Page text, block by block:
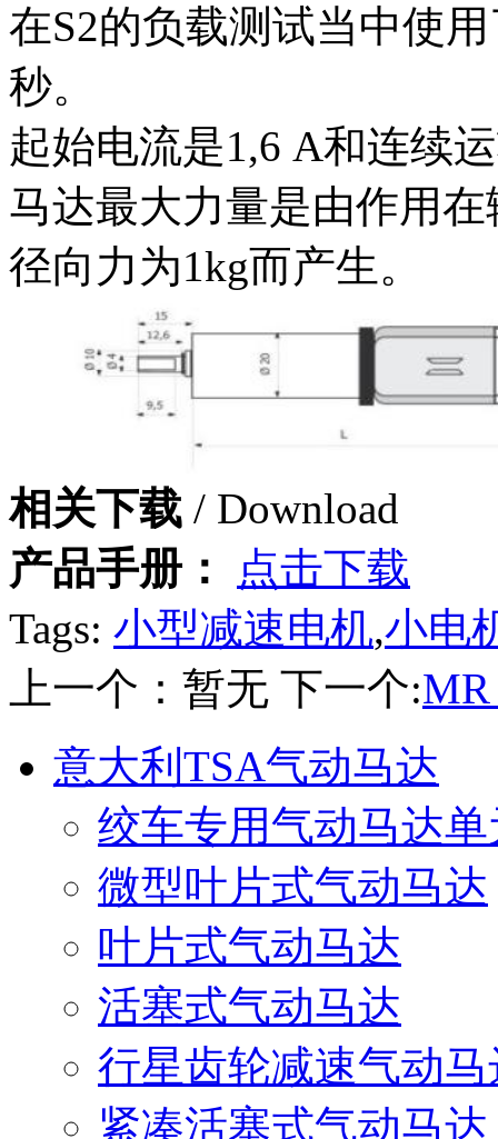
在S2的负载测试当中使
秒。
起始电流是1,6 A和连续
马达最大力量是由作用
径向力为1kg而产生。
相关下载 / Download
产品手册：
点击下载
Tags: 小型减速电机,小电
上一个：暂无 下一个:MR
意大利TSA气动马达
绞车专用气动马达单
微型叶片式气动马达
叶片式气动马达
活塞式气动马达
行星齿轮减速气动马
紧凑活塞式气动马达